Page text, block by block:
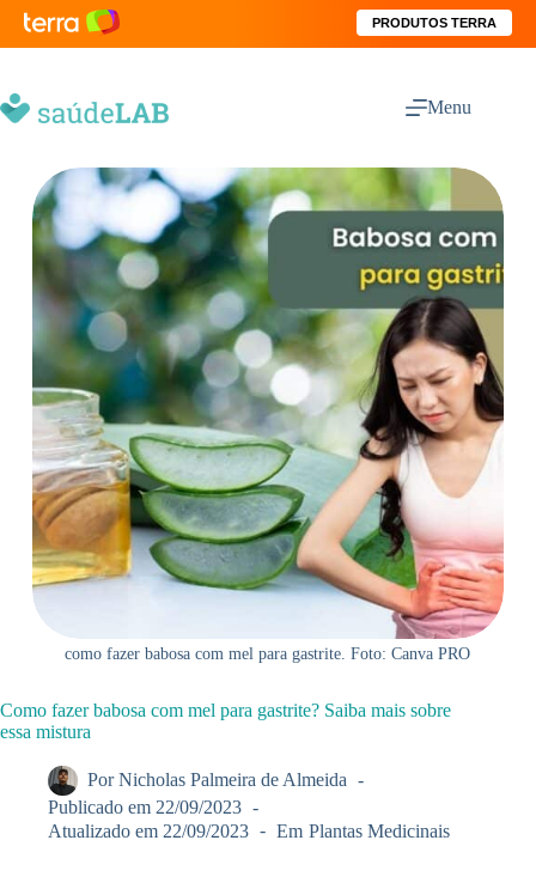
PRODUTOS TERRA
Menu
como fazer babosa com mel para gastrite. Foto: Canva PRO
Como fazer babosa com mel para gastrite? Saiba mais sobre
essa mistura
Por Nicholas Palmeira de Almeida
Publicado em 22/09/2023
Atualizado em 22/09/2023 Em Plantas Medicinais